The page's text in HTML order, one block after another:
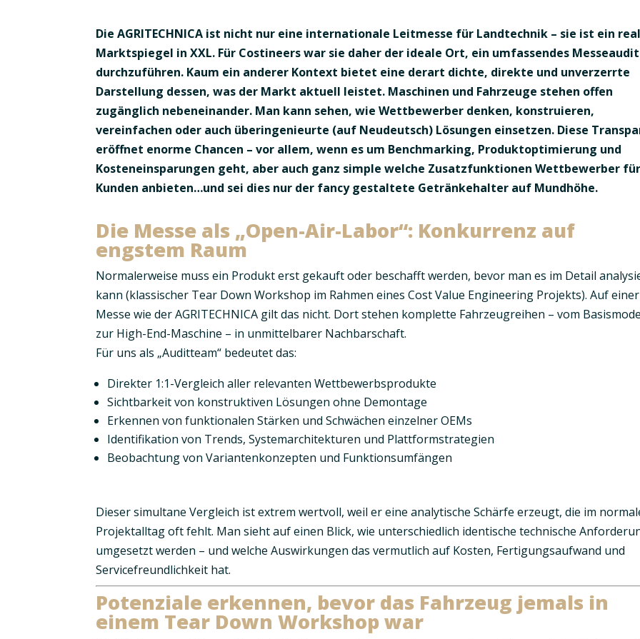
Die AGRITECHNICA ist nicht nur eine internationale Leitmesse für Landtechnik – sie ist ein
Marktspiegel in XXL. Für Costineers war sie daher der ideale Ort, ein umfassendes Messeaudit
durchzuführen. Kaum ein anderer Kontext bietet eine derart dichte, direkte und unverzerrte
Darstellung dessen, was der Markt aktuell leistet. Maschinen und Fahrzeuge stehen offen
zugänglich nebeneinander. Man kann sehen, wie Wettbewerber denken, konstruieren,
vereinfachen oder auch überingenieurte (auf Neudeutsch) Lösungen einsetzen. Diese
eröffnet enorme Chancen – vor allem, wenn es um Benchmarking, Produktoptimierung und
Kosteneinsparungen geht, aber auch ganz simple welche Zusatzfunktionen Wettbewerber für
Kunden anbieten…und sei dies nur der fancy gestaltete Getränkehalter auf Mundhöhe.
Die Messe als „Open-Air-Labor“: Konkurrenz auf
engstem Raum
Normalerweise muss ein Produkt erst gekauft oder beschafft werden, bevor man es im Detail
kann (klassischer Tear Down Workshop im Rahmen eines Cost Value Engineering Projekts). Auf einer
Messe wie der AGRITECHNICA gilt das nicht. Dort stehen komplette Fahrzeugreihen – vom
zur High-End-Maschine – in unmittelbarer Nachbarschaft.
Für uns als „Auditteam“ bedeutet das:
Direkter 1:1-Vergleich aller relevanten Wettbewerbsprodukte
Sichtbarkeit von konstruktiven Lösungen ohne Demontage
Erkennen von funktionalen Stärken und Schwächen einzelner OEMs
Identifikation von Trends, Systemarchitekturen und Plattformstrategien
Beobachtung von Variantenkonzepten und Funktionsumfängen
Dieser simultane Vergleich ist extrem wertvoll, weil er eine analytische Schärfe erzeugt, die im
Projektalltag oft fehlt. Man sieht auf einen Blick, wie unterschiedlich identische technische
umgesetzt werden – und welche Auswirkungen das vermutlich auf Kosten, Fertigungsaufwand und
Servicefreundlichkeit hat.
Potenziale erkennen, bevor das Fahrzeug jemals in
einem Tear Down Workshop war